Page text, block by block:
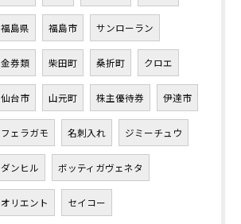
福島県 福島市 サンローラン
金券類 柴田町 桑折町 クロエ
仙台市 山元町 株主優待券 伊達市
フェラガモ 名刺入れ ジミーチュウ
ダンヒル ボッティガヴェネタ
オリエント セイコー